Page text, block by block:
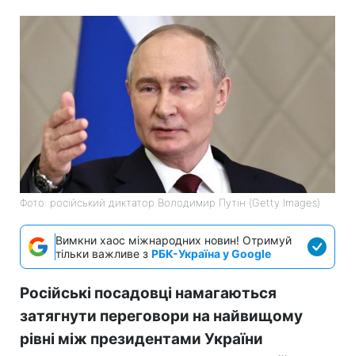
Фото: російський диктатор Володимир Путін (Getty Images)
Вимкни хаос міжнародних новин! Отримуй
тільки важливе з РБК-Україна у Google
Російські посадовці намагаються
затягнути переговори на найвищому
рівні між президентами України